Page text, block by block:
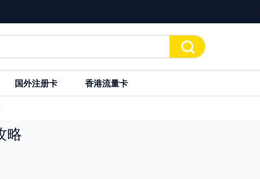

国外注册卡 香港流量卡
略